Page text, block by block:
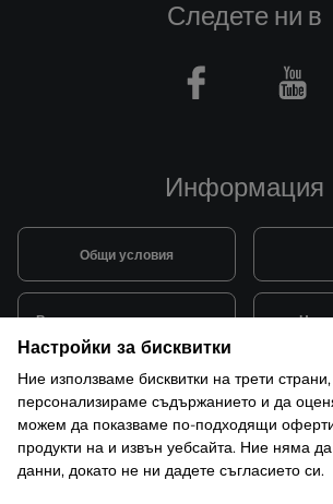
Информация
Общи условия
Видове и цена за транспорт
Система за лоялни клиенти
Рекламации и гаранция
Следете ни в
Facebook
Настройки за бисквитки
Ние използваме бисквитки на трети
персонализираме съдържанието и да
можем да показваме по-подходящи
продукти на и извън уебсайта. Ние няма
данни, докато не ни дадете съгласието си.